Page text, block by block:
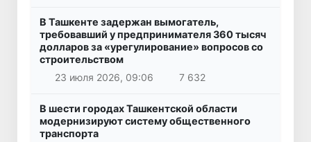
В Ташкенте задержан вымогатель,
требовавший у предпринимателя 360 тысяч
долларов за «урегулирование» вопросов со
строительством
23 июля 2026, 09:06
7 632
В шести городах Ташкентской области
модернизируют систему общественного
транспорта